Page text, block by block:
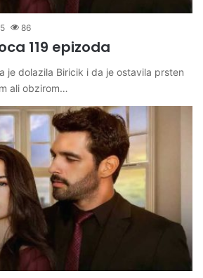
86
119 epizoda
je dolazila Biricik i da je ostavila prsten
ali obzirom…